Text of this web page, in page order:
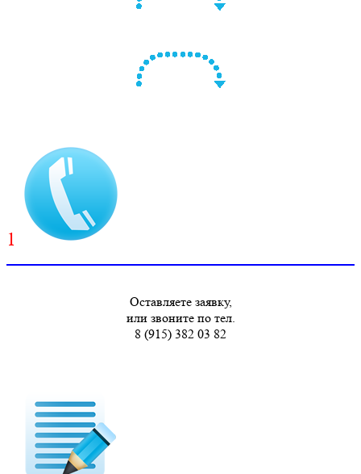
1
Оставляете заявку,
или звоните по тел.
8 (915) 382 03 82